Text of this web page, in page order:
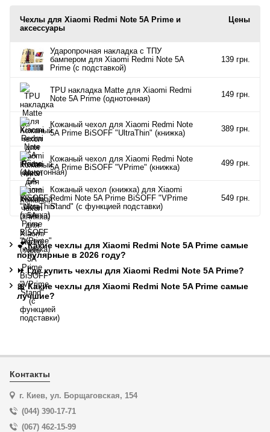
Чехлы для Xiaomi Redmi Note 5A Prime и
аксессуары
Цены
Ударопрочная накладка с ТПУ
бампером для Xiaomi Redmi Note 5A
Prime (c подставкой)
139 грн.
TPU накладка Matte для Xiaomi Redmi
Note 5A Prime (однотонная)
149 грн.
Кожаный чехол для Xiaomi Redmi Note
5A Prime BiSOFF "UltraThin" (книжка)
389 грн.
Кожаный чехол для Xiaomi Redmi Note
5A Prime BiSOFF "VPrime" (книжка)
499 грн.
Кожаный чехол (книжка) для Xiaomi
Redmi Note 5A Prime BiSOFF "VPrime
Stand" (с функцией подставки)
549 грн.
💕 Какие чехлы для Xiaomi Redmi Note 5A Prime самые
популярные в 2026 году?
⏩ Где купить чехлы для Xiaomi Redmi Note 5A Prime?
🎀 Какие чехлы для Xiaomi Redmi Note 5A Prime самые
лучшие?
Контакты
г. Киев, ул. Борщаговская, 154
(044) 390-17-71
(067) 462-15-99